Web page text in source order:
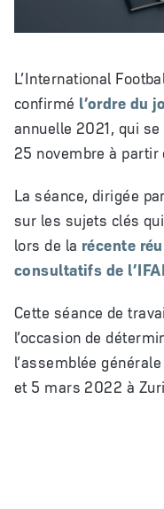
L’International
confirmé l’ordre du
annuelle 2021, qui
25 novembre à partir
La séance, dirigée
sur les sujets clés
lors de la récente
consultatifs de
Cette séance de
l’occasion de
l’assemblée
et 5 mars 2022 à